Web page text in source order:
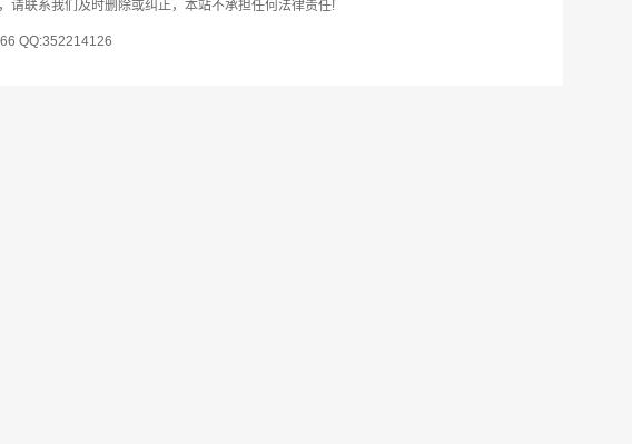
请联系我们及时删除或纠正，本站不承担任何法律责任!
QQ:352214126